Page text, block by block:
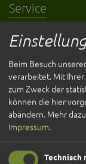
Service
Anreise
Kontakt
Bürger
Was erledige ich
Aktuelles
Bürger-
Formulare
Beim Besuch
verarbeitet. Mit Ihrer
zum Zweck der
können die hier
abändern. Mehr
Impressum.
Technisch